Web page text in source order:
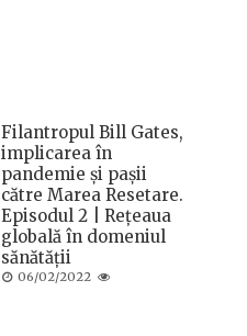
Filantropul Bill Gates,
implicarea în
pandemie și pașii
către Marea Resetare.
Episodul 2 | Rețeaua
globală în domeniul
sănătății
Posted
06/02/2022